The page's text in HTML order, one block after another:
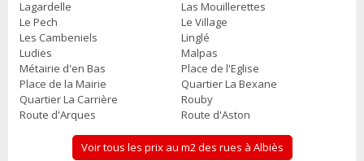
Lagardelle
Las Mouillerettes
Le Pech
Le Village
Les Cambeniels
Linglé
Ludies
Malpas
Métairie d'en Bas
Place de l'Eglise
Place de la Mairie
Quartier La Bexane
Quartier La Carrière
Rouby
Route d'Arques
Route d'Aston
Voir tous les prix au m2 des rues à Albiès